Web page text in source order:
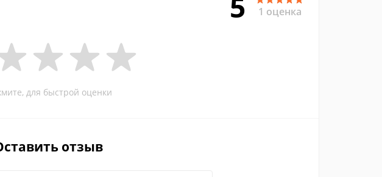
1 оценка
для быстрой оценки
отзыв